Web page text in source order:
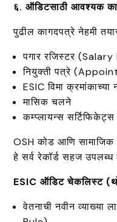
६. ऑडिटसाठी आवश्यक
पुढील कागदपत्रे नेहमी
पगार रजिस्टर
नियुक्ती पत्रे
ESIC विमा क्रमांकाच्या
मासिक चलने
कम्प्लायन्स सर्टिफिकेट्स
OSH कोड आणि सामाजिक
हे सर्व रेकॉर्ड सहज उपलब्ध
ESIC ऑडिट चेकलिस्ट
वेतनाची नवीन